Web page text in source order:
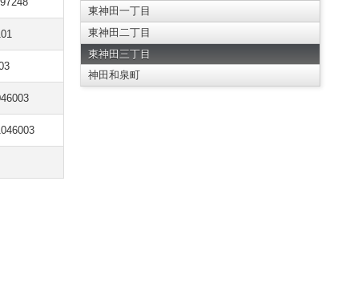
東神田一丁目
東神田二丁目
東神田三丁目
神田和泉町